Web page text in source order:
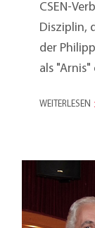
CSEN-
Disziplin,
der
als "Arnis"
WEITERLESEN